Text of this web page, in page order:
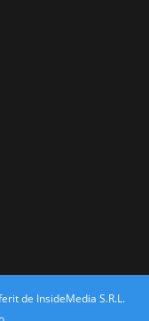
de InsideMedia S.R.L.